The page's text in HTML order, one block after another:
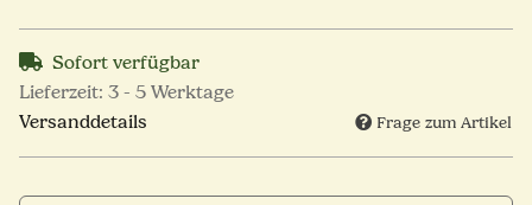
Sofort verfügbar
Lieferzeit: 3 - 5 Werktage
Versanddetails
Frage zum Artikel